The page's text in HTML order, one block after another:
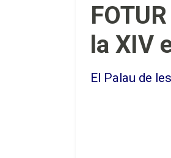
la XIV
El Palau de